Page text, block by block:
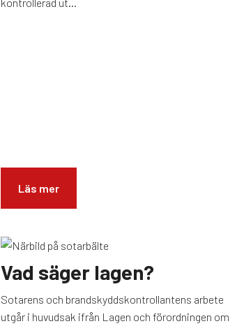
Läs mer
Vad säger lagen?
Sotarens och brandskyddskontrollantens arbete
utgår i huvudsak ifrån Lagen och förordningen om